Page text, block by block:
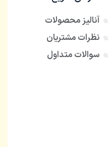
آنالیز محصولات
نظرات مشتریان
سوالات متداول